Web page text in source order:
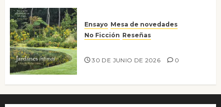
Ensayo Mesa de novedades
No Ficción Reseñas
30 DE JUNIO DE 2026 0